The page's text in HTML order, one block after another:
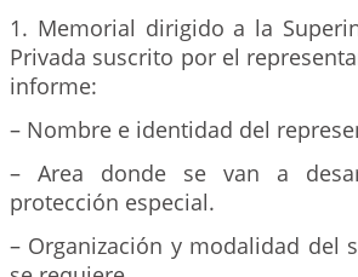
1. Memorial dirigido a la
Privada suscrito por el
informe:
– Nombre e identidad del
– Area donde se van a
protección especial.
– Organización y modalidad del